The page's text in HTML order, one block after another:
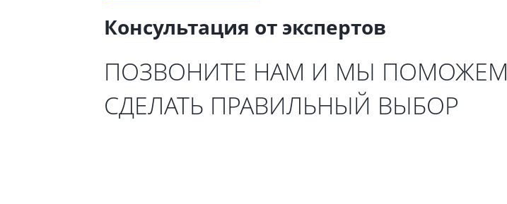
Консультация от экспертов
ПОЗВОНИТЕ НАМ И МЫ ПОМОЖЕМ
СДЕЛАТЬ ПРАВИЛЬНЫЙ ВЫБОР